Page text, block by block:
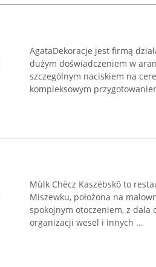
AgataDekoracje jest firmą
dużym doświadczeniem w
szczególnym naciskiem na
kompleksowym
Mùlk Chëcz Kaszëbskô to
Miszewku, położona na
spokojnym otoczeniem, z dala
organizacji wesel i innych ...